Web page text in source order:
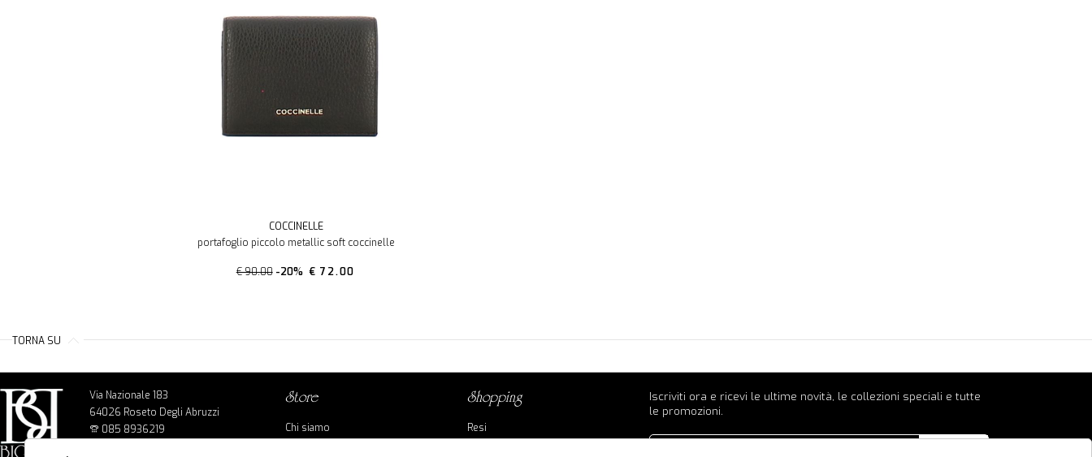
COCCINELLE
portafoglio piccolo metallic soft coccinelle
€ 90.00 -20% € 72.00
TORNA SU
Via Nazionale 183
64026 Roseto Degli Abruzzi
085 8936219
store
Chi siamo
shopping
Resi
Iscriviti ora e ricevi le ultime novità, le collezioni speciali e tutte
le promozioni.